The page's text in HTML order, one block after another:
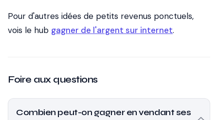
Pour d'autres idées de petits revenus ponctuels,
vois le hub gagner de l'argent sur internet.
Foire aux questions
Combien peut-on gagner en vendant ses